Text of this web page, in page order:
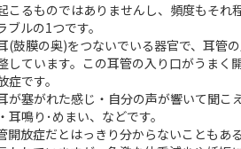
るものではありませんし、頻度もそれ
ルの1つです。
鼓膜の奥)をつないでいる器官で、耳管
しています。この耳管の入り口がうまく
です。
塞がれた感じ・自分の声が響いて聞こ
鳴り･めまい、などです。
放症だとはっきり分からないこともある